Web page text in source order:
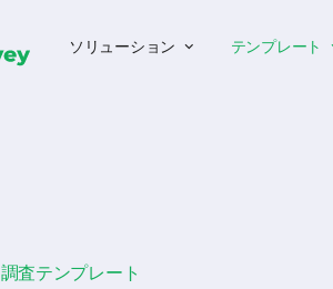
ソリューション テンプレート
調査テンプレート